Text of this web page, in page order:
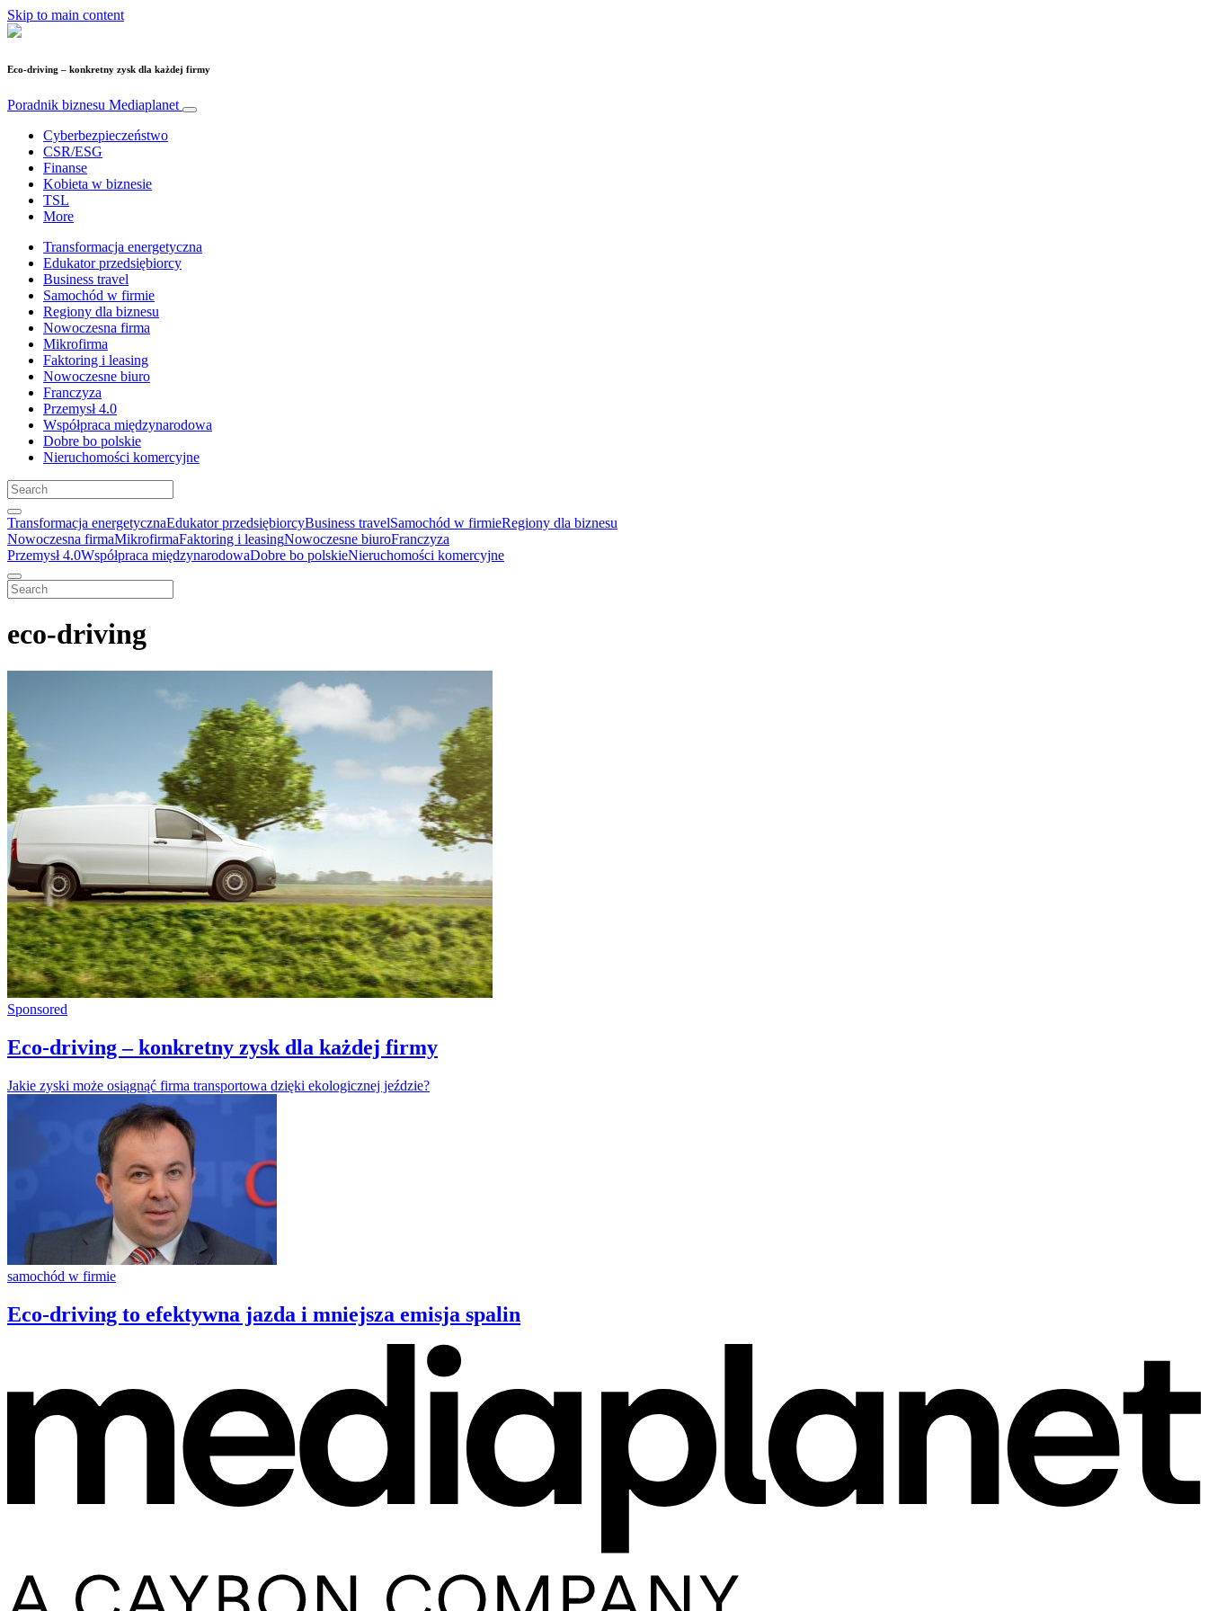
Skip to main content
Eco-driving – konkretny zysk dla każdej firmy
Poradnik biznesu Mediaplanet
Cyberbezpieczeństwo
CSR/ESG
Finanse
Kobieta w biznesie
TSL
More
Transformacja energetyczna
Edukator przedsiębiorcy
Business travel
Samochód w firmie
Regiony dla biznesu
Nowoczesna firma
Mikrofirma
Faktoring i leasing
Nowoczesne biuro
Franczyza
Przemysł 4.0
Współpraca międzynarodowa
Dobre bo polskie
Nieruchomości komercyjne
Transformacja energetycznaEdukator przedsiębiorcyBusiness travelSamochód w firmieRegiony dla biznesu
Nowoczesna firmaMikrofirmaFaktoring i leasingNowoczesne biuroFranczyza
Przemysł 4.0Współpraca międzynarodowaDobre bo polskieNieruchomości komercyjne
eco-driving
Sponsored
Eco-driving – konkretny zysk dla każdej firmy
Jakie zyski może osiągnąć firma transportowa dzięki ekologicznej jeździe?
samochód w firmie
Eco-driving to efektywna jazda i mniejsza emisja spalin